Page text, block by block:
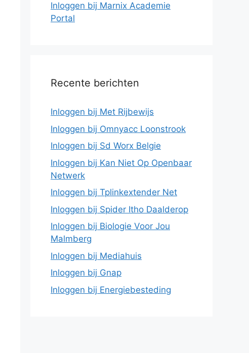
Inloggen bij Marnix Academie
Portal
Recente berichten
Inloggen bij Met Rijbewijs
Inloggen bij Omnyacc Loonstrook
Inloggen bij Sd Worx Belgie
Inloggen bij Kan Niet Op Openbaar
Netwerk
Inloggen bij Tplinkextender Net
Inloggen bij Spider Itho Daalderop
Inloggen bij Biologie Voor Jou
Malmberg
Inloggen bij Mediahuis
Inloggen bij Gnap
Inloggen bij Energiebesteding